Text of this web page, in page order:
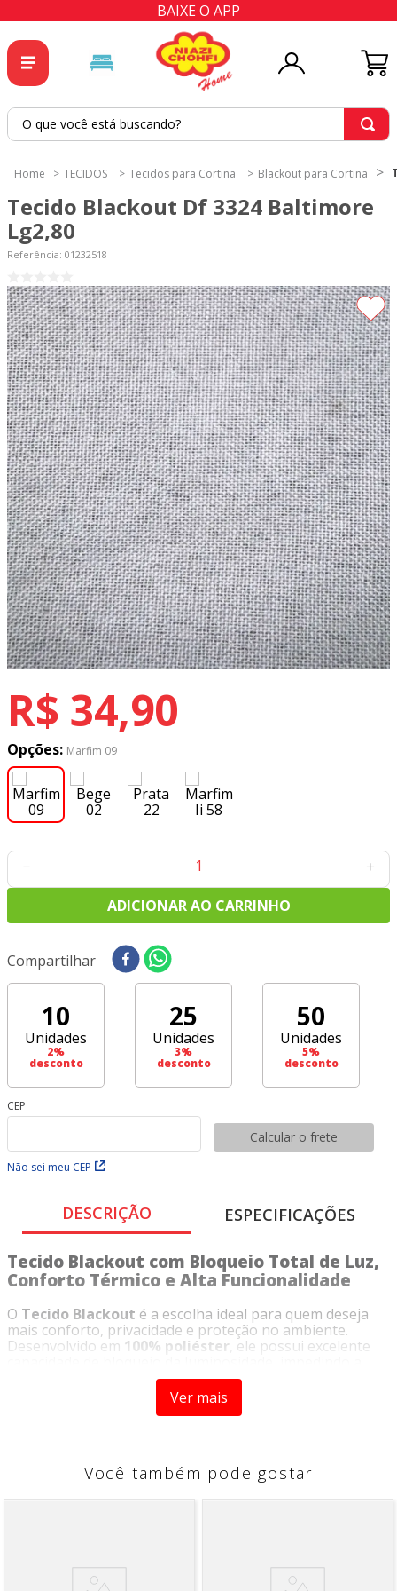
BAIXE O APP
O que você está buscando?
TECIDOS Tecidos para Cortina Blackout para Cortina
Tecido Blackout Df 3324 Baltimore
Lg2,80
Referência: 01232518
R$ 34,90
Opções: Marfim 09
＋
－
ADICIONAR AO CARRINHO
Compartilhar
10
Unidades
2%
desconto
25
Unidades
3%
desconto
50
Unidades
5%
desconto
CEP
Não sei meu CEP
Calcular o frete
DESCRIÇÃO ESPECIFICAÇÕES
Tecido Blackout com Bloqueio Total de Luz,
Conforto Térmico e Alta Funcionalidade
O Tecido Blackout é a escolha ideal para quem deseja
mais conforto, privacidade e proteção no ambiente.
Desenvolvido em 100% poliéster , ele possui excelente
entrada dos raios solares e auxiliando na redução do
calor, proporcionando espaços mais frescos,
aconchegantes e agradáveis em qualquer estação do ano.
quando utilizado sozinho, sendo perfeito para
quem busca descanso, proteção dos móveis e maior
controle da temperatura interna.
e comerciais com acabamento elegante e prático.
Ver mais
Você também pode gostar
2º
tapete
3
cortina
5º
tecido percal
6º
tricoline digital
7º
percal
8º
tecido tricoline
9º
tecido oxford
10º toalha mesa